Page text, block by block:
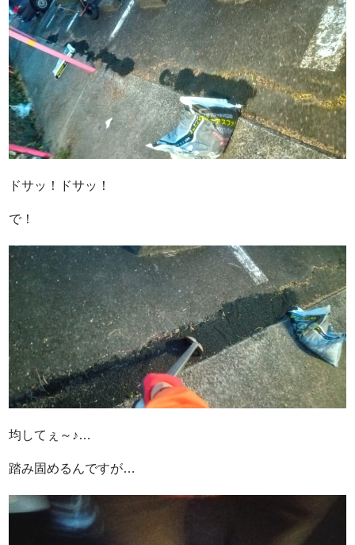
ドサッ！ドサッ！
で！
均してぇ～♪…
踏み固めるんですが…